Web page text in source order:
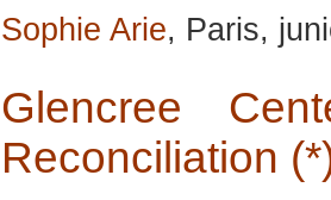
Sophie Arie, Paris,
Glencree
Reconciliation